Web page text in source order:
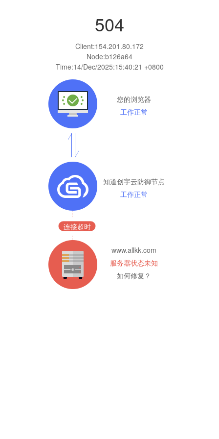
504
Client:154.201.80.172
Node:b126a64
Time:14/Dec/2025:15:40:21 +0800
您的浏览器
工作正常
知道创宇云防御节点
工作正常
连接超时
www.allkk.com
服务器状态未知
如何修复？